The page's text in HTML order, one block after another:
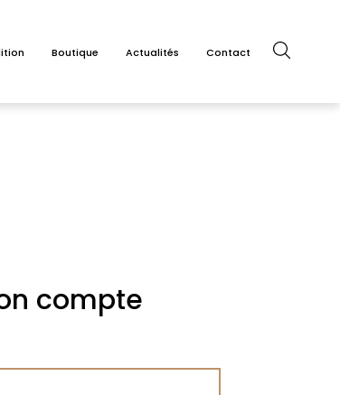
Boutique Actualités Contact
compte